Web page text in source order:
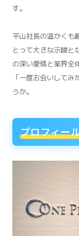
す。
平山社長の温かくも
とって大きな示唆と
の深い愛情と業界全
「一度お会いして
うか。
プロフィー